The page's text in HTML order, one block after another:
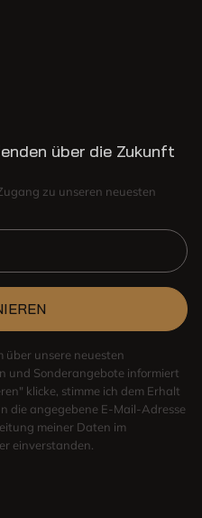
über die Zukunft
zu unseren neuesten
über unsere neuesten
und Sonderangebote informiert
klicke, stimme ich dem Erhalt
die angegebene E-Mail-Adresse
meiner Daten im
einverstanden.